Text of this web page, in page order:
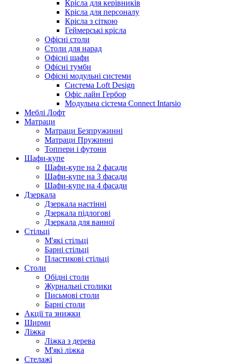
Крісла для керівників
Крісла для персоналу
Крісла з сіткою
Геймерські крісла
Офісні столи
Столи для нарад
Офісні шафи
Офісні тумби
Офісні модульні системи
Система Loft Design
Офіс лайн Гербор
Модульна сістема Connect Intarsio
Меблі Лофт
Матраци
Матраци Безпружинні
Матраци Пружинні
Топпери і футони
Шафи-купе
Шафи-купе на 2 фасади
Шафи-купе на 3 фасади
Шафи-купе на 4 фасади
Дзеркала
Дзеркала настінні
Дзеркала підлогові
Дзеркала для ванної
Стільці
М'які стільці
Барні стільці
Пластикові стільці
Столи
Обідні столи
Журнальні столики
Письмові столи
Барні столи
Акції та знижки
Ширми
Ліжка
Ліжка з дерева
М'які ліжка
Стелажі